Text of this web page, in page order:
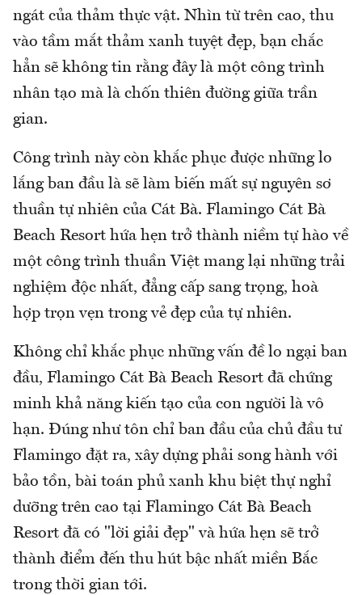
ngát của thảm thực vật. Nhìn từ trên cao, thu
vào tầm mắt thảm xanh tuyệt đẹp, bạn chắc
hẳn sẽ không tin rằng đây là một công trình
nhân tạo mà là chốn thiên đường giữa trần
gian.
Công trình này còn khắc phục được những lo
lắng ban đầu là sẽ làm biến mất sự nguyên sơ
thuần tự nhiên của Cát Bà. Flamingo Cát Bà
Beach Resort hứa hẹn trở thành niềm tự hào về
một công trình thuần Việt mang lại những trải
nghiệm độc nhất, đẳng cấp sang trọng, hoà
hợp trọn vẹn trong vẻ đẹp của tự nhiên.
Không chỉ khắc phục những vấn đề lo ngại ban
đầu, Flamingo Cát Bà Beach Resort đã chứng
minh khả năng kiến tạo của con người là vô
hạn. Đúng như tôn chỉ ban đầu của chủ đầu tư
Flamingo đặt ra, xây dựng phải song hành với
bảo tồn, bài toán phủ xanh khu biệt thự nghỉ
dưỡng trên cao tại Flamingo Cát Bà Beach
Resort đã có "lời giải đẹp" và hứa hẹn sẽ trở
thành điểm đến thu hút bậc nhất miền Bắc
trong thời gian tới.